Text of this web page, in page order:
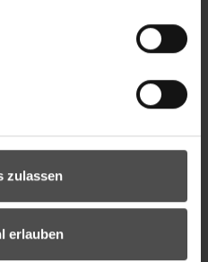
zulassen
erlauben
reduzieren ihn